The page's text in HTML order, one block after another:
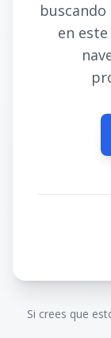
en
Si crees que